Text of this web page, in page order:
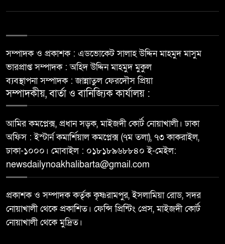
সম্পাদক ও প্রকাশক : এডভোকেট সালাহ উদ্দিন মাহমুদ মাসুম
ভারপ্রাপ্ত সম্পাদক : অহিদ উদ্দিন মাহমুদ মুকুল
ব্যবস্থাপনা সম্পাদক : জান্নাতুল ফেরদৌস প্রিয়া
সম্পাদকীয়, বার্তা ও বানিজ্যিক কার্যালয় :
আমির কমপ্লেক্স, প্রধান সড়ক, মাইজদী কোর্ট নোয়াখালী। ঢাকা
অফিস : ইস্টার্ন কমার্শিয়াল কমপ্লেক্স (৭ম তলা), ৭৩ কাকরাইল,
ঢাকা-১০০০। মোবাইল : ০১৮১৮৯৬৮৮৪০ ই-মেইল:
newsdailynoakhalibarta@gmail.com
প্রকাশক ও সম্পাদক কর্তৃক কৃষ্ণরামপুর, ইসলামিয়া রোড, সদর
নোয়াখালী থেকে প্রকাশিত। ফেন্সি প্রিন্টিং প্রেস, মাইজদী কোর্ট
নোয়াখালী থেকে মুদ্রিত।